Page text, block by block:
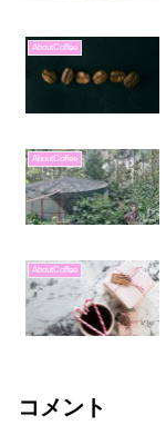
AboutCoffee
AboutCoffee
AboutCoffee
コメント